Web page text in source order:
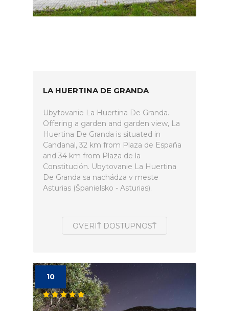
LA HUERTINA DE GRANDA
Ubytovanie La Huertina De Granda.
Offering a garden and garden view, La
Huertina De Granda is situated in
Candanal, 32 km from Plaza de España
and 34 km from Plaza de la
Constitución. Ubytovanie La Huertina
De Granda sa nachádza v meste
Asturias (Španielsko - Asturias).
OVERIŤ DOSTUPNOSŤ
10